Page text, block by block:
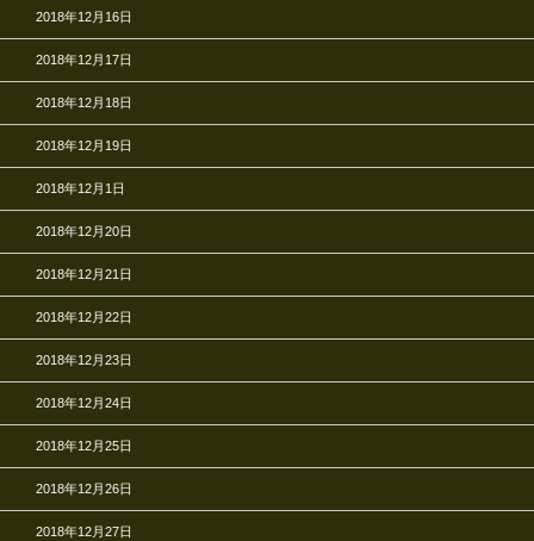
2018年12月16日
2018年12月17日
2018年12月18日
2018年12月19日
2018年12月1日
2018年12月20日
2018年12月21日
2018年12月22日
2018年12月23日
2018年12月24日
2018年12月25日
2018年12月26日
2018年12月27日